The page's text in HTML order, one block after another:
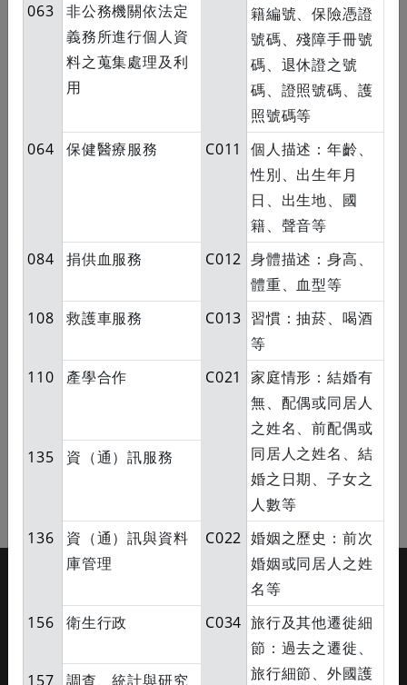
聯絡人姓名
聯絡人關係
預約提醒
是否同意預約看診或排檢，本院以電子郵件或簡訊提醒
同意
不同意
回掛號網頁
籍編號、保險憑證
號碼、殘障手冊號
碼、退休證之號
碼、證照號碼、護
照號碼等
063
非公務機關依法定
義務所進行個人資
料之蒐集處理及利
用
064 保健醫療服務 C011
個人描述：年齡、
性別、出生年月
日、出生地、國
籍、聲音等
084
捐供血服務 C012 身體描述：身高、
體重、血型等
108
救護車服務 C013 習慣：抽菸、喝酒
等
110
產學合作 C021
家庭情形：結婚有
無、配偶或同居人
之姓名、前配偶或
同居人之姓名、結
婚之日期、子女之
人數等
135 資（通）訊服務
136
資（通）訊與資料
庫管理
C022 婚姻之歷史：前次
婚姻或同居人之姓
名等
156
衛生行政 C034 旅行及其他遷徙細
節：過去之遷徙、
旅行細節、外國護
157 調查、統計與研究
:::禁止網路服務業者轉錄本院網路資訊內容
本院為身心障礙者就醫機構
人工預約：(06)235-3333
醫院網站：https://web.hosp.ncku.edu.tw/nckm/